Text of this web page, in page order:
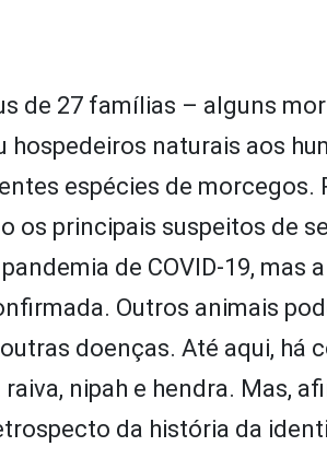
de 27 famílias – alguns
hospedeiros naturais aos
espécies de
os principais suspeitos de
de COVID-19,
Outros animais
doenças. Até aqui, há
nipah e hendra. Mas,
da história da